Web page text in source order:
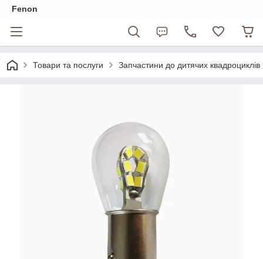
Fenon
Товари та послуги Запчастини до дитячих квадроциклів